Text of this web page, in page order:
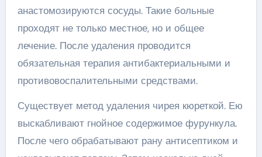
анастомозируются сосуды. Такие больные
проходят не только местное, но и общее
лечение. После удаления проводится
обязательная терапия антибактериальными и
противовоспалительными средствами.
Существует метод удаления чирея кюреткой. Ею
выскабливают гнойное содержимое фурункула.
После чего обрабатывают рану антисептиком и